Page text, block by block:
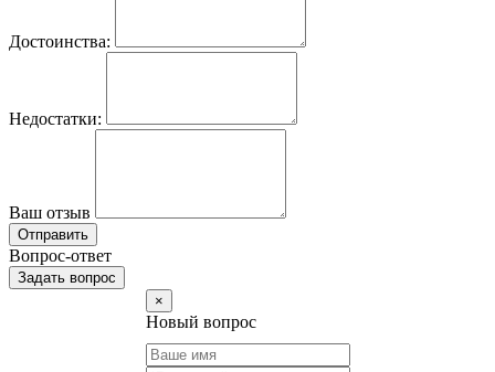
Достоинства:
Недостатки:
Ваш отзыв
Отправить
Вопрос-ответ
Задать вопрос
×
Новый вопрос